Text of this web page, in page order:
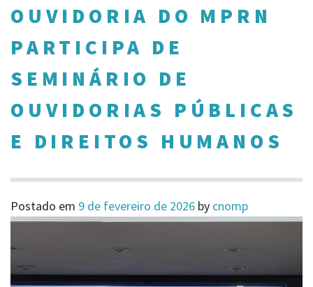
OUVIDORIA DO MPRN
PARTICIPA DE
SEMINÁRIO DE
OUVIDORIAS PÚBLICAS
E DIREITOS HUMANOS
Postado em 9 de fevereiro de 2026 by cnomp